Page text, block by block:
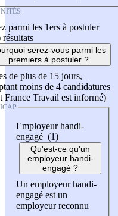
parmi les 1ers à postuler
résultats
serez-vous parmi les
premiers à postuler ?
de plus de 15 jours,
moins de 4 candidatures
France Travail est informé)
Employeur handi-
engagé (1)
Qu'est-ce qu'un
employeur handi-
engagé ?
Un employeur handi-
engagé est un
employeur reconnu